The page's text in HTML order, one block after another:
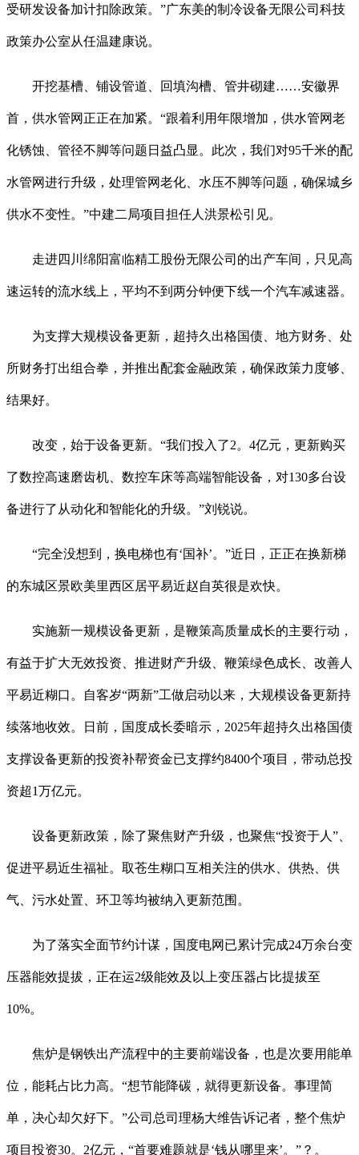
受研发设备加计扣除政策。”广东美的制冷设备无限公司科技
政策办公室从任温建康说。
开挖基槽、铺设管道、回填沟槽、管井砌建……安徽界
首，供水管网正正在加紧。“跟着利用年限增加，供水管网老
化锈蚀、管径不脚等问题日益凸显。此次，我们对95千米的配
水管网进行升级，处理管网老化、水压不脚等问题，确保城乡
供水不变性。”中建二局项目担任人洪景松引见。
走进四川绵阳富临精工股份无限公司的出产车间，只见高
速运转的流水线上，平均不到两分钟便下线一个汽车减速器。
为支撑大规模设备更新，超持久出格国债、地方财务、处
所财务打出组合拳，并推出配套金融政策，确保政策力度够、
结果好。
改变，始于设备更新。“我们投入了2。4亿元，更新购买
了数控高速磨齿机、数控车床等高端智能设备，对130多台设
备进行了从动化和智能化的升级。”刘锐说。
“完全没想到，换电梯也有‘国补’。”近日，正正在换新梯
的东城区景欧美里西区居平易近赵自英很是欢快。
实施新一规模设备更新，是鞭策高质量成长的主要行动，
有益于扩大无效投资、推进财产升级、鞭策绿色成长、改善人
平易近糊口。自客岁“两新”工做启动以来，大规模设备更新持
续落地收效。日前，国度成长委暗示，2025年超持久出格国债
支撑设备更新的投资补帮资金已支撑约8400个项目，带动总投
资超1万亿元。
设备更新政策，除了聚焦财产升级，也聚焦“投资于人”、
促进平易近生福祉。取苍生糊口互相关注的供水、供热、供
气、污水处置、环卫等均被纳入更新范围。
为了落实全面节约计谋，国度电网已累计完成24万余台变
压器能效提拔，正在运2级能效及以上变压器占比提拔至
10%。
焦炉是钢铁出产流程中的主要前端设备，也是次要用能单
位，能耗占比力高。“想节能降碳，就得更新设备。事理简
单，决心却欠好下。”公司总司理杨大维告诉记者，整个焦炉
项目投资30。2亿元，“首要难题就是‘钱从哪里来’。”？。